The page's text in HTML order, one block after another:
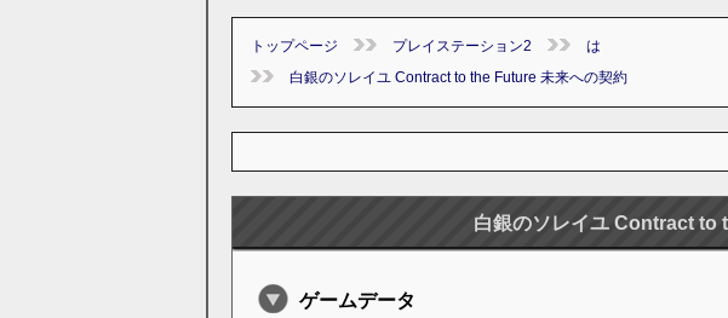
トップページ プレイステーション2
は
白銀のソレイユ Contract to the Future 未来への契約
白銀のソレイユ Contract to
ゲームデータ